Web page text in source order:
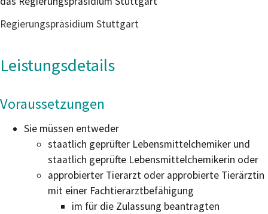
Regierungspräsidium Stuttgart
Leistungsdetails
Voraussetzungen
Sie müssen entweder
staatlich geprüfter Lebensmittelchemiker und
staatlich geprüfte Lebensmittelchemikerin oder
approbierter Tierarzt oder approbierte Tierärztin
mit einer Fachtierarztbefähigung
im für die Zulassung beantragten